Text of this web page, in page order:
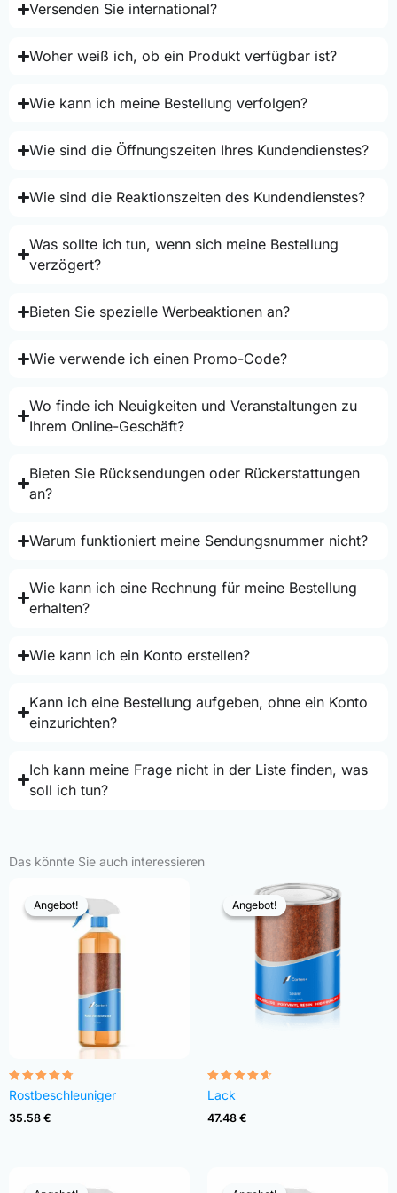
Versenden Sie international?
Woher weiß ich, ob ein Produkt verfügbar ist?
Wie kann ich meine Bestellung verfolgen?
Wie sind die Öffnungszeiten Ihres Kundendienstes?
Wie sind die Reaktionszeiten des Kundendienstes?
Was sollte ich tun, wenn sich meine Bestellung
verzögert?
Bieten Sie spezielle Werbeaktionen an?
Wie verwende ich einen Promo-Code?
Wo finde ich Neuigkeiten und Veranstaltungen zu
Ihrem Online-Geschäft?
Bieten Sie Rücksendungen oder Rückerstattungen
an?
Warum funktioniert meine Sendungsnummer nicht?
Wie kann ich eine Rechnung für meine Bestellung
erhalten?
Wie kann ich ein Konto erstellen?
Kann ich eine Bestellung aufgeben, ohne ein Konto
einzurichten?
Ich kann meine Frage nicht in der Liste finden, was
soll ich tun?
Das könnte Sie auch interessieren
Angebot!
Angebot!
Bewertet
mit
4.68
von 5
Rostbeschleuniger
35.58 €
Angebot!
Angebot!
Bewertet
mit
4.54
von 5
Lack
47.48 €